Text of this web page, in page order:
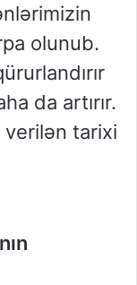
olunub.
da artırır.
verilən tarixi